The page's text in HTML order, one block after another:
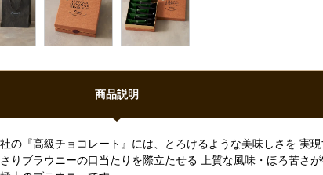
商品説明
の『高級チョコレート』には、とろけるような美味しさを 実
りブラウニーの口当たりを際立たせる 上質な風味・ほろ苦さ